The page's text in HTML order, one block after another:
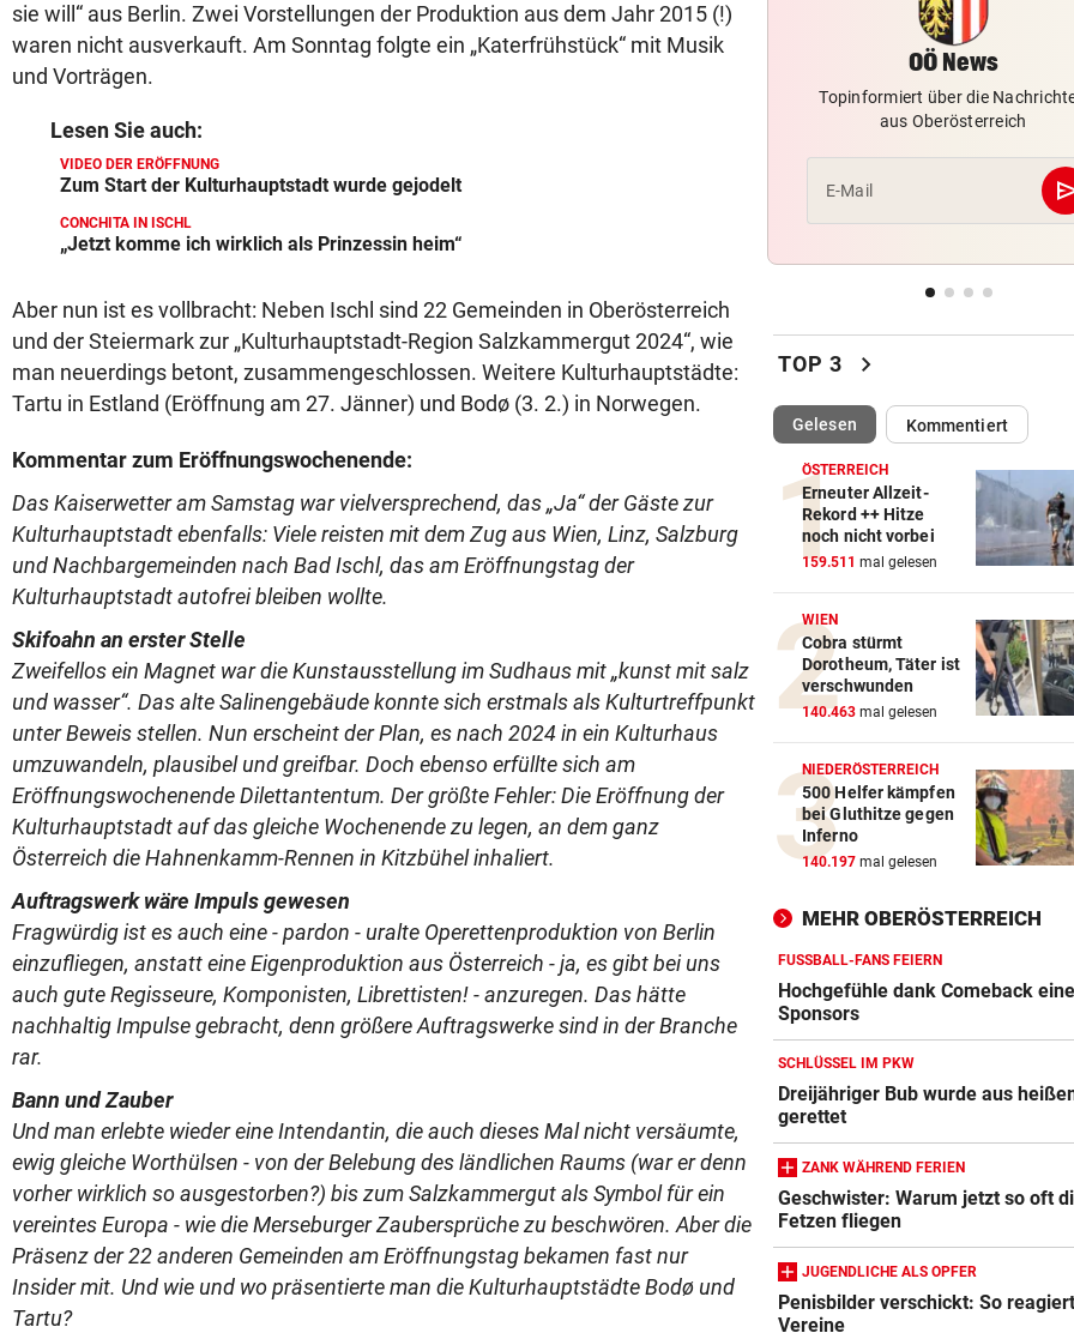
sie will“ aus Berlin. Zwei Vorstellungen der Produktion aus dem Jahr 2015 (!)
waren nicht ausverkauft. Am Sonntag folgte ein „Katerfrühstück“ mit Musik
und Vorträgen.
Lesen Sie auch:
VIDEO DER ERÖFFNUNG
Zum Start der Kulturhauptstadt wurde gejodelt
CONCHITA IN ISCHL
„Jetzt komme ich wirklich als Prinzessin heim“
Aber nun ist es vollbracht: Neben Ischl sind 22 Gemeinden in Oberösterreich
und der Steiermark zur „Kulturhauptstadt-Region Salzkammergut 2024“, wie
man neuerdings betont, zusammengeschlossen. Weitere Kulturhauptstädte:
Tartu in Estland (Eröffnung am 27. Jänner) und Bodø (3. 2.) in Norwegen.
Kommentar zum Eröffnungswochenende:
Das Kaiserwetter am Samstag war vielversprechend, das „Ja“ der Gäste zur
Kulturhauptstadt ebenfalls: Viele reisten mit dem Zug aus Wien, Linz, Salzburg
und Nachbargemeinden nach Bad Ischl, das am Eröffnungstag der
Kulturhauptstadt autofrei bleiben wollte.
Skifoahn an erster Stelle
Zweifellos ein Magnet war die Kunstausstellung im Sudhaus mit „kunst mit salz
und wasser“. Das alte Salinengebäude konnte sich erstmals als Kulturtreffpunkt
unter Beweis stellen. Nun erscheint der Plan, es nach 2024 in ein Kulturhaus
umzuwandeln, plausibel und greifbar. Doch ebenso erfüllte sich am
Eröffnungswochenende Dilettantentum. Der größte Fehler: Die Eröffnung der
Kulturhauptstadt auf das gleiche Wochenende zu legen, an dem ganz
Österreich die Hahnenkamm-Rennen in Kitzbühel inhaliert.
Auftragswerk wäre Impuls gewesen
Fragwürdig ist es auch eine - pardon - uralte Operettenproduktion von Berlin
einzufliegen, anstatt eine Eigenproduktion aus Österreich - ja, es gibt bei uns
auch gute Regisseure, Komponisten, Librettisten! - anzuregen. Das hätte
nachhaltig Impulse gebracht, denn größere Auftragswerke sind in der Branche
rar.
Bann und Zauber
Und man erlebte wieder eine Intendantin, die auch dieses Mal nicht versäumte,
ewig gleiche Worthülsen - von der Belebung des ländlichen Raums (war er denn
vorher wirklich so ausgestorben?) bis zum Salzkammergut als Symbol für ein
vereintes Europa - wie die Merseburger Zaubersprüche zu beschwören. Aber die
Präsenz der 22 anderen Gemeinden am Eröffnungstag bekamen fast nur
Insider mit. Und wie und wo präsentierte man die Kulturhauptstädte Bodø und
Tartu?
Vermisstes Kätzchen-
wieder vereint
TROCKEN WIE NIE vor 14
Hitze-Hammer! Wo Grillfans
Feuerpause haben
vor
Störfeuer aus
Haus eingeäschert
ELTERN SCHLUGEN ALARM
Lottogewinner schickte
Bilder an Teenager
DRAMATISCHE RETTUNG vor
„In der Wohnung war es
und stockfinster“
OÖ News
Topinformiert über die
aus Oberösterreich
E-Mail
TOP 3 chevron_right
Gelesen(ausgewählt)Kommentiert
ÖSTERREICH
Erneuter Allzeit-
Rekord ++ Hitze
noch nicht vorbei
159.511 mal gelesen
WIEN
Cobra stürmt
Dorotheum, Täter ist
verschwunden
140.463 mal gelesen
NIEDERÖSTERREICH
500 Helfer kämpfen
bei Gluthitze gegen
Inferno
140.197 mal gelesen
MEHR OBERÖSTERREICH
FUSSBALL-FANS FEIERN
Hochgefühle dank Comeback
Sponsors
SCHLÜSSEL IM PKW
Dreijähriger Bub wurde aus
gerettet
ZANK WÄHREND FERIEN
Geschwister: Warum jetzt so oft
Fetzen fliegen
JUGENDLICHE ALS OPFER
Penisbilder verschickt: So
Vereine